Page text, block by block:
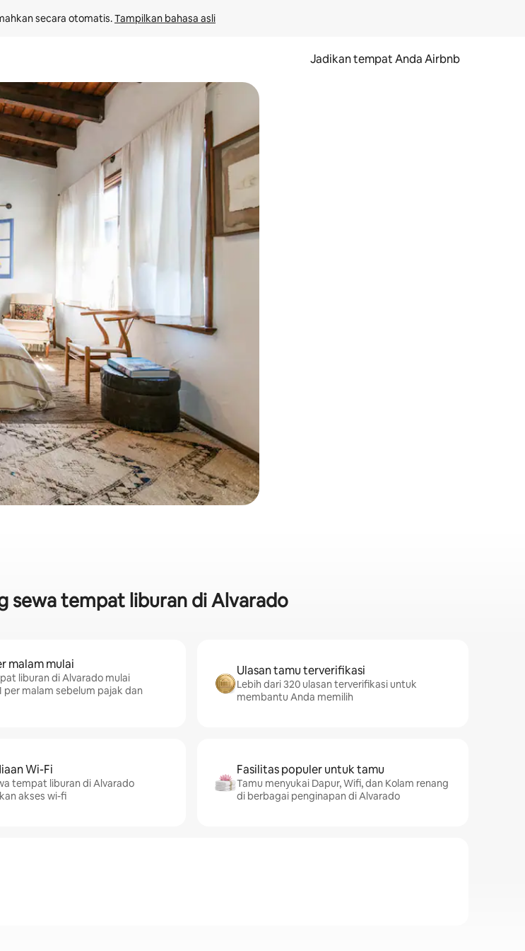
secara otomatis. Tampilkan bahasa asli
Jadikan tempat Anda Airbnb
bawah atau jelajahi dengan sentuhan atau gerakan menggeser.
sewa tempat liburan di Alvarado
malam mulai
liburan di Alvarado mulai
per malam sebelum pajak dan
Ulasan tamu terverifikasi
Lebih dari 320 ulasan terverifikasi untuk
membantu Anda memilih
Wi-Fi
tempat liburan di Alvarado
akses wi-fi
Fasilitas populer untuk tamu
Tamu menyukai Dapur, Wifi, dan Kolam renang
di berbagai penginapan di Alvarado